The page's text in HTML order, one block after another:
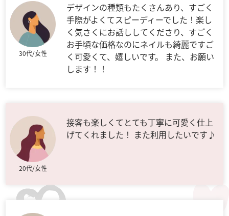
30代/女性
デザインの種類もたくさんあり、すごく
手際がよくてスピーディーでした！楽し
く気さくにお話ししてくださり、すごく
お手頃な価格なのにネイルも綺麗ですご
く可愛くて、嬉しいです。 また、お願い
します！！
20代/女性
接客も楽しくてとても丁寧に可愛く仕上
げてくれました！ また利用したいです♪